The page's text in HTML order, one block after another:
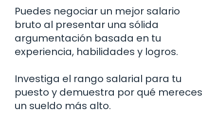
Puedes negociar un mejor salario
bruto al presentar una sólida
argumentación basada en tu
experiencia, habilidades y logros.
Investiga el rango salarial para tu
puesto y demuestra por qué mereces
un sueldo más alto.